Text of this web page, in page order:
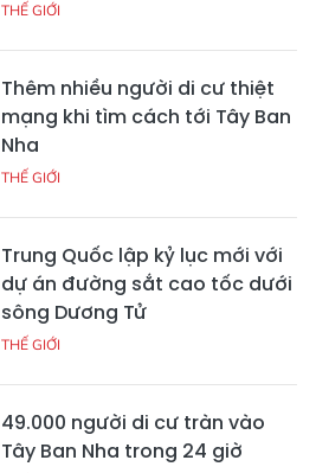
THẾ GIỚI
Thêm nhiều người di cư thiệt
mạng khi tìm cách tới Tây Ban
Nha
THẾ GIỚI
Trung Quốc lập kỷ lục mới với
dự án đường sắt cao tốc dưới
sông Dương Tử
THẾ GIỚI
49.000 người di cư tràn vào
Tây Ban Nha trong 24 giờ